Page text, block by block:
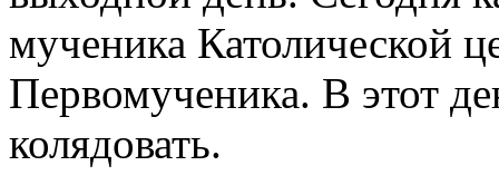
мученика Католической
Первомученика. В этот
колядовать.